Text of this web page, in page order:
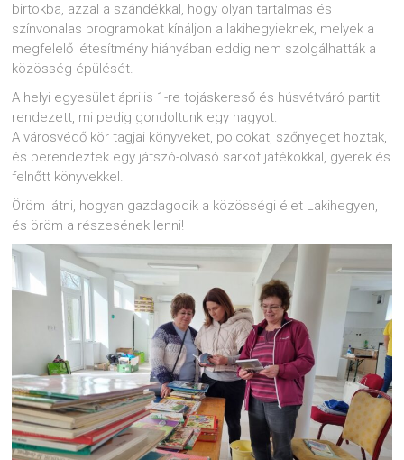
birtokba, azzal a szándékkal, hogy olyan tartalmas és
színvonalas programokat kínáljon a lakihegyieknek, melyek a
megfelelő létesítmény hiányában eddig nem szolgálhatták a
közösség épülését.
A helyi egyesület április 1-re tojáskereső és húsvétváró partit
rendezett, mi pedig gondoltunk egy nagyot:
A városvédő kör tagjai könyveket, polcokat, szőnyeget hoztak,
és berendeztek egy játszó-olvasó sarkot játékokkal, gyerek és
felnőtt könyvekkel.
Öröm látni, hogyan gazdagodik a közösségi élet Lakihegyen,
és öröm a részesének lenni!